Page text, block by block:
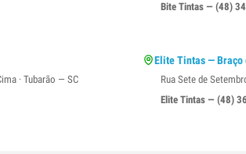
Bite Tintas — (48)
· Tubarão — SC
Elite Tintas — Braço
Rua Sete de
Elite Tintas — (48)